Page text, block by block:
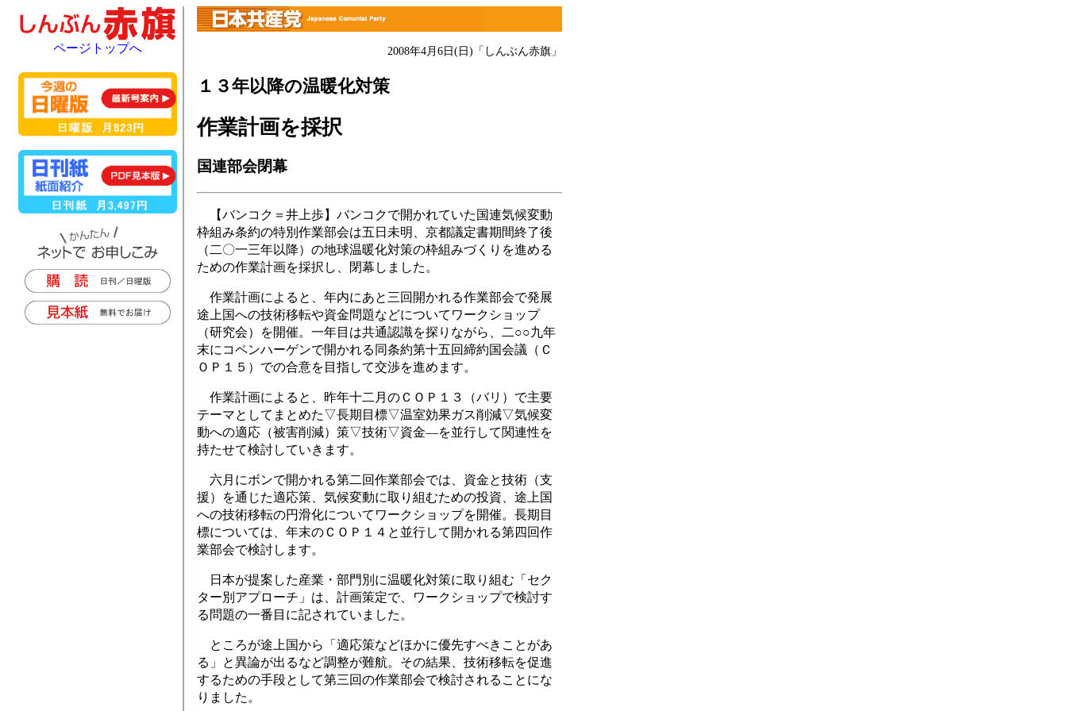
2008年4月6日(日) 「しんぶん赤旗」
１３年以降の温暖化対策
作業計画を採択
国連部会閉幕
【バンコク＝井上歩】バンコクで開かれていた国連気候変動
枠組み条約の特別作業部会は五日未明、京都議定書期間終了後
（二〇一三年以降）の地球温暖化対策の枠組みづくりを進める
ための作業計画を採択し、閉幕しました。
作業計画によると、年内にあと三回開かれる作業部会で発展
途上国への技術移転や資金問題などについてワークショップ
（研究会）を開催。一年目は共通認識を探りながら、二○○九年
末にコペンハーゲンで開かれる同条約第十五回締約国会議（Ｃ
ＯＰ１５）での合意を目指して交渉を進めます。
作業計画によると、昨年十二月のＣＯＰ１３（バリ）で主要
テーマとしてまとめた▽長期目標▽温室効果ガス削減▽気候変
動への適応（被害削減）策▽技術▽資金―を並行して関連性を
持たせて検討していきます。
六月にボンで開かれる第二回作業部会では、資金と技術（支
援）を通じた適応策、気候変動に取り組むための投資、途上国
への技術移転の円滑化についてワークショップを開催。長期目
標については、年末のＣＯＰ１４と並行して開かれる第四回作
業部会で検討します。
日本が提案した産業・部門別に温暖化対策に取り組む「セク
ター別アプローチ」は、計画策定で、ワークショップで検討す
る問題の一番目に記されていました。
ところが途上国から「適応策などほかに優先すべきことがあ
る」と異論が出るなど調整が難航。その結果、技術移転を促進
するための手段として第三回の作業部会で検討されることにな
りました。
ページトップへ